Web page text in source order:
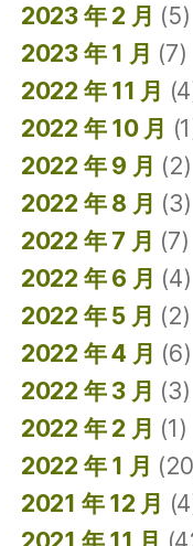
2023 年 2 月 (5)
2023 年 1 月 (7)
2022 年 11 月
2022 年 10 月
2022 年 9 月 (2)
2022 年 8 月 (3)
2022 年 7 月 (7)
2022 年 6 月 (4)
2022 年 5 月 (2)
2022 年 4 月 (6)
2022 年 3 月 (3)
2022 年 2 月 (1)
2022 年 1 月
2021 年 12 月